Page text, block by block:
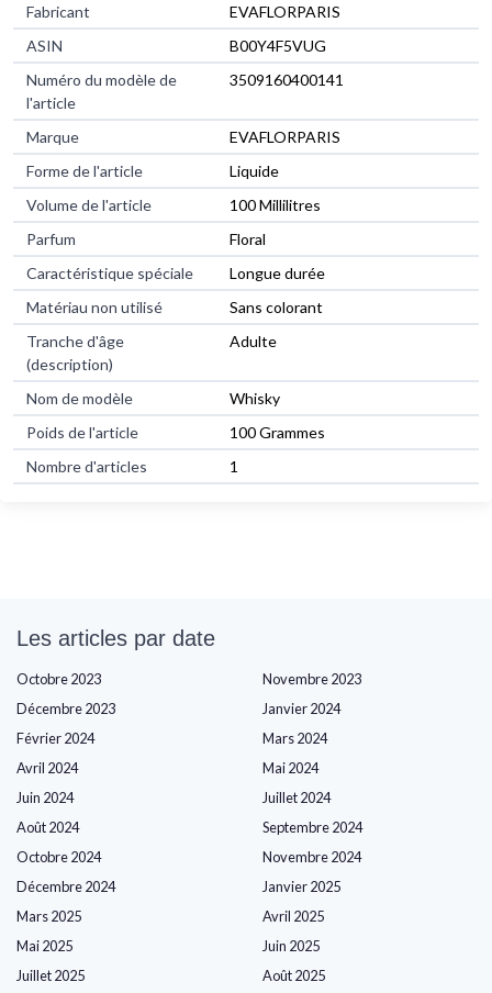
Fabricant
EVAFLORPARIS
ASIN
B00Y4F5VUG
Numéro du modèle de
l'article
3509160400141
Marque
EVAFLORPARIS
Forme de l'article
Liquide
Volume de l'article
100 Millilitres
Parfum
Floral
Caractéristique spéciale
Longue durée
Matériau non utilisé
Sans colorant
Tranche d'âge
(description)
Adulte
Nom de modèle
Whisky
Poids de l'article
100 Grammes
Nombre d'articles
1
Les articles par date
Octobre 2023
Novembre 2023
Décembre 2023
Janvier 2024
Février 2024
Mars 2024
Avril 2024
Mai 2024
Juin 2024
Juillet 2024
Août 2024
Septembre 2024
Octobre 2024
Novembre 2024
Décembre 2024
Janvier 2025
Mars 2025
Avril 2025
Mai 2025
Juin 2025
Juillet 2025
Août 2025